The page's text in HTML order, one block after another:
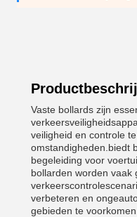
Vaste bollards zijn
veiligheid en controle
omstandigheden.biedt
begeleiding voor
bollarden worden vaak
verbeteren en
gebieden te voorkomen.